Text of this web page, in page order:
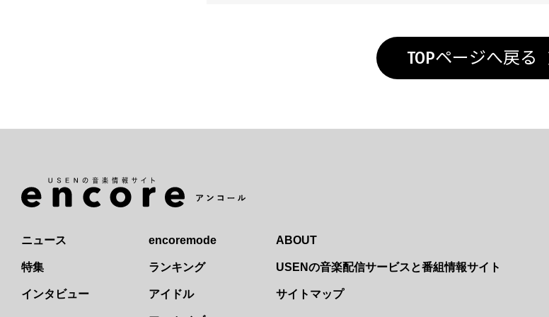
TOPページへ戻る
ニュース
特集
インタビュー
encoremode
ランキング
アイドル
ABOUT
USENの音楽配信サービスと番組情報サイト
サイトマップ